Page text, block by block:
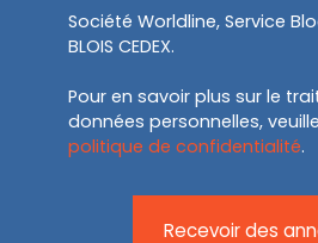
Société Worldline, Service
BLOIS CEDEX.
Pour en savoir plus sur le
données personnelles,
politique de confidentialité.
Recevoir des